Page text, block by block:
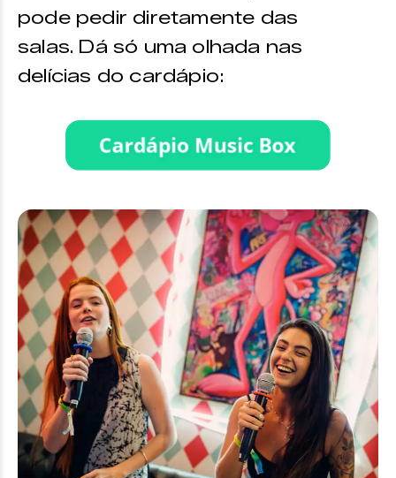
pode pedir diretamente das
salas. Dá só uma olhada nas
delícias do cardápio: